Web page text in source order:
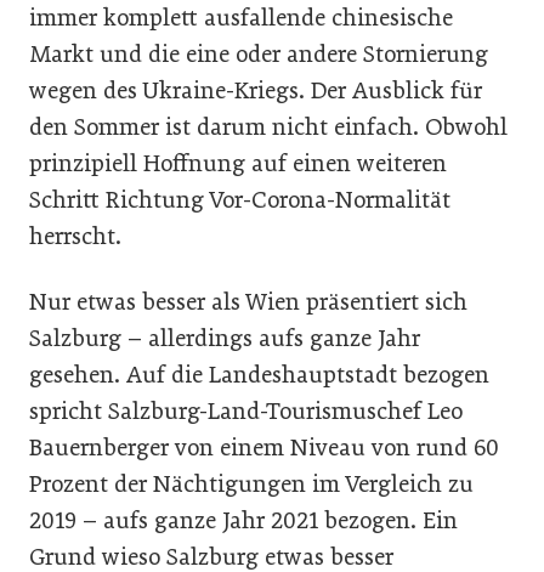
immer komplett ausfallende chinesische
Markt und die eine oder andere Stornierung
wegen des Ukraine-Kriegs. Der Ausblick für
den Sommer ist darum nicht einfach. Obwohl
prinzipiell Hoffnung auf einen weiteren
Schritt Richtung Vor-Corona-Normalität
herrscht.
Nur etwas besser als Wien präsentiert sich
Salzburg – allerdings aufs ganze Jahr
gesehen. Auf die Landeshauptstadt bezogen
spricht Salzburg-Land-Tourismuschef Leo
Bauernberger von einem Niveau von rund 60
Prozent der Nächtigungen im Vergleich zu
2019 – aufs ganze Jahr 2021 bezogen. Ein
Grund wieso Salzburg etwas besser